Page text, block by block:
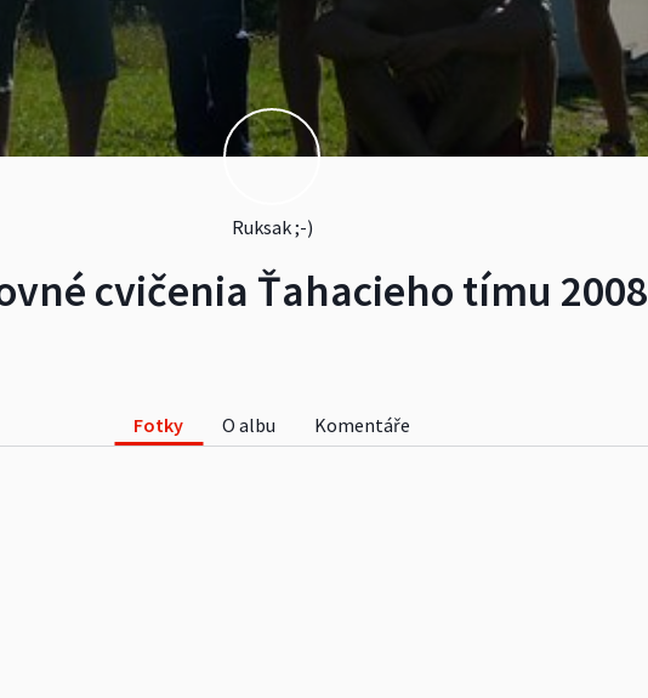
Ruksak ;-)
cvičenia Ťahacieho tímu 2008
Fotky O albu Komentáře